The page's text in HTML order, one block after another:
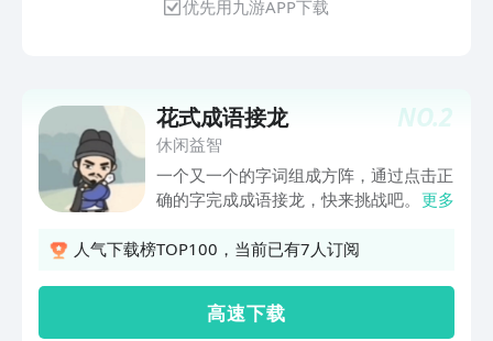
优先用九游APP下载
NO.2
花式成语接龙
休闲益智
一个又一个的字词组成方阵，通过点击正
确的字完成成语接龙，快来挑战吧。 更多
人气下载榜TOP100，当前已有7人订阅
高 速 下 载